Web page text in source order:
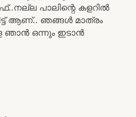
പാലിന്റെ കളറിൽ
ആണ്.. ഞങ്ങൾ മാത്രം
ഞാൻ ഒന്നും ഇടാൻ